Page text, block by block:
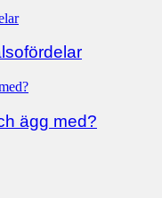
ägg med?